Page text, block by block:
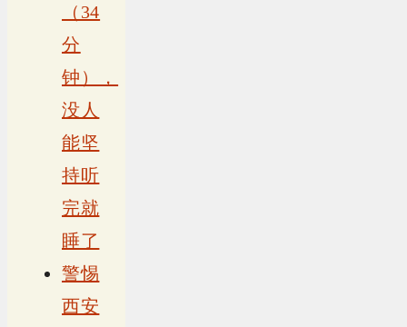
（34
分
钟），
没人
能坚
持听
完就
睡了
警惕
西安